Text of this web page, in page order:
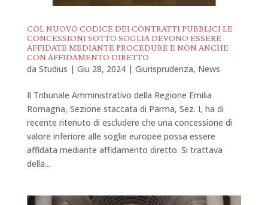
COL NUOVO CODICE DEI CONTRATTI PUBBLICI LE
CONCESSIONI SOTTO SOGLIA DEVONO ESSERE
AFFIDATE MEDIANTE PROCEDURE E NON ANCHE
CON AFFIDAMENTO DIRETTO
da Studius | Giu 28, 2024| Giurisprudenza, News
Il Tribunale Amministrativo della Regione Emilia
Romagna, Sezione staccata di Parma, Sez. I, ha di
recente ritenuto di escludere che una concessione di
valore inferiore alle soglie europee possa essere
affidata mediante affidamento diretto. Si trattava
della...